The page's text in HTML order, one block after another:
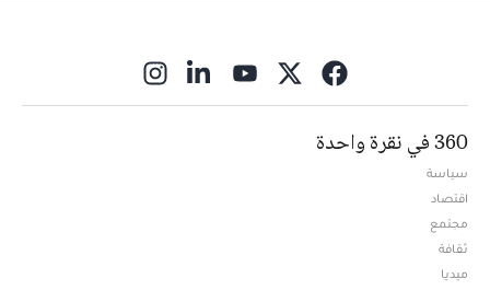
360 في نقرة واحدة
سياسة
اقتصاد
مجتمع
ثقافة
ميديا